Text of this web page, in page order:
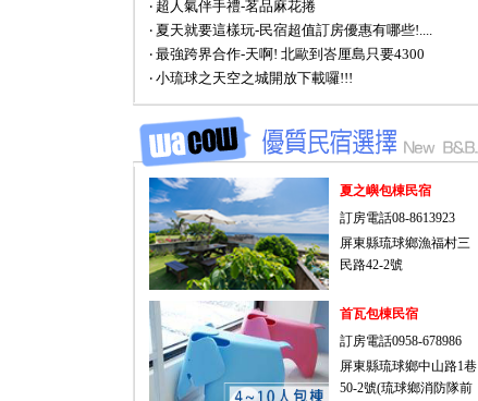
‧ 超人氣伴手禮-茗品麻花捲
‧ 夏天就要這樣玩-民宿超值訂房優惠有哪些!....
‧ 最強跨界合作-天啊! 北歐到峇厘島只要4300
‧ 小琉球之天空之城開放下載囉!!!
夏之嶼包棟民宿
訂房電話08-8613923
屏東縣琉球鄉漁福村三
民路42-2號
首瓦包棟民宿
訂房電話0958-678986
屏東縣琉球鄉中山路1巷
50-2號(琉球鄉消防隊前